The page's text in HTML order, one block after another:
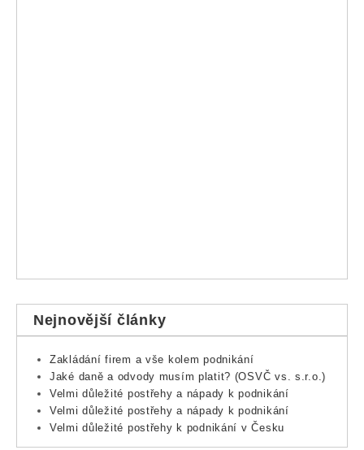
Nejnovější články
Zakládání firem a vše kolem podnikání
Jaké daně a odvody musím platit? (OSVČ vs. s.r.o.)
Velmi důležité postřehy a nápady k podnikání
Velmi důležité postřehy a nápady k podnikání
Velmi důležité postřehy k podnikání v Česku